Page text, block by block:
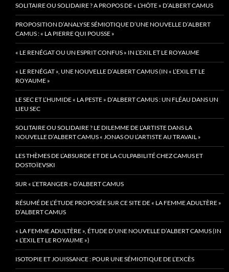
SOLITAIRE OU SOLIDAIRE ? A PROPOS DE « L’HÔTE » D’ALBERT CAMUS
PROPOSITION D’ANALYSE SÉMIOTIQUE D’UNE NOUVELLE D’ALBERT
CAMUS : « LA PIERRE QUI POUSSE »
« LE RENÉGAT OU UN ESPRIT CONFUS » IN L’EXIL ET LE ROYAUME
« LE RENÉGAT », UNE NOUVELLE D’ALBERT CAMUS (IN « L’EXIL ET LE
ROYAUME »
LE SEC ET L’HUMIDE « LA PESTE » D’ALBERT CAMUS : UN FLÉAU DANS UN
LIEU SEC
SOLITAIRE OU SOLIDAIRE ? LE DILEMME DE L’ARTISTE DANS LA
NOUVELLE D’ALBERT CAMUS « JONAS OU L’ARTISTE AU TRAVAIL »
LES THÈMES DE L’ABSURDE ET DE LA CULPABILITÉ CHEZ CAMUS ET
DOSTOÏEVSKI
SUR « L’ETRANGER » D’ALBERT CAMUS
RÉSUMÉ DE L’ÉTUDE PROPOSÉE SUR CE SITE DE « LA FEMME ADULTÈRE »
D’ALBERT CAMUS
« LA FEMME ADULTÈRE », ÉTUDE D’UNE NOUVELLE D’ALBERT CAMUS (IN
« L’EXIL ET LE ROYAUME »)
ISOTOPIE ET JOUISSANCE : POUR UNE SÉMIOTIQUE DE L’EXCÈS